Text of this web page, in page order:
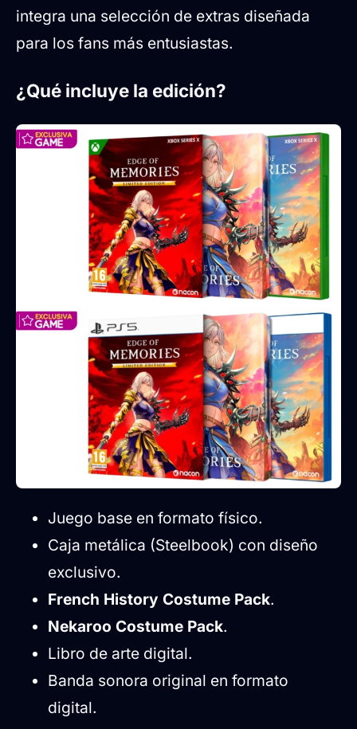
integra una selección de extras diseñada
para los fans más entusiastas.
¿Qué incluye la edición?
Juego base en formato físico.
Caja metálica (Steelbook) con diseño
exclusivo.
French History Costume Pack.
Nekaroo Costume Pack.
Libro de arte digital.
Banda sonora original en formato
digital.